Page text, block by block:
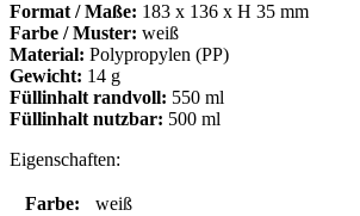
Format / Maße: 183 x 136 x H 35 mm
Farbe / Muster: weiß
Material: Polypropylen (PP)
Gewicht: 14 g
Füllinhalt randvoll: 550 ml
Füllinhalt nutzbar: 500 ml
Eigenschaften:
Farbe:
weiß